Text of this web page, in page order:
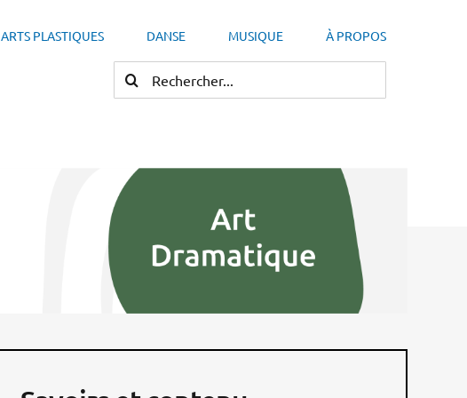
ARTS PLASTIQUES DANSE MUSIQUE À PROPOS
RECHERCHER: